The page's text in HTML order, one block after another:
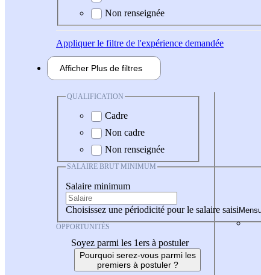
Non renseignée
Appliquerle filtre de l'expérience demandée
Afficher Plus de filtres
QUALIFICATION
Cadre
Non cadre
Non renseignée
SALAIRE BRUT MINIMUM
Salaire minimum
Choisissez une périodicité pour le salaire saisi
OPPORTUNITÉS
Soyez parmi les 1ers à postuler
Pourquoi serez-vous parmi les
premiers à postuler ?